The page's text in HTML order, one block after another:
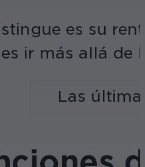
es su
ir más allá de
Las